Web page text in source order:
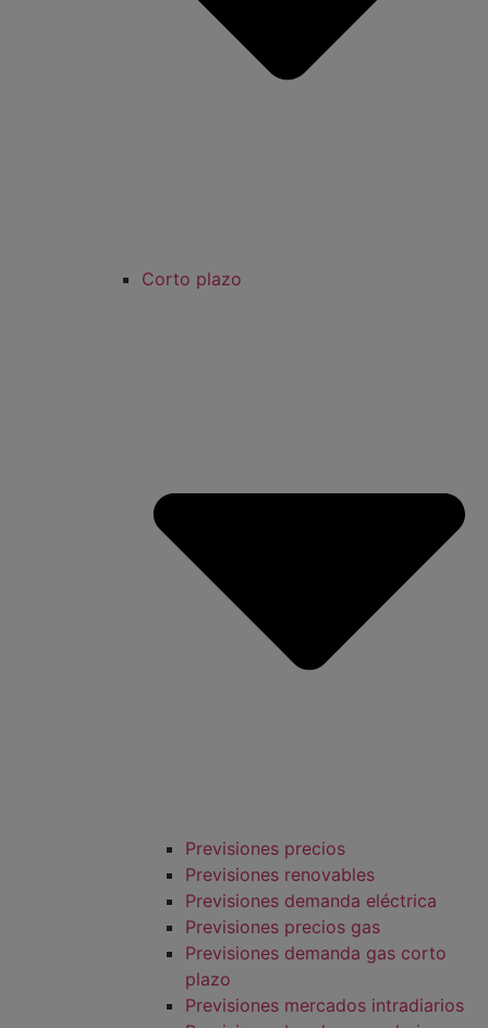
Corto plazo
Previsiones precios
Previsiones renovables
Previsiones demanda eléctrica
Previsiones precios gas
Previsiones demanda gas corto
plazo
Previsiones mercados intradiarios